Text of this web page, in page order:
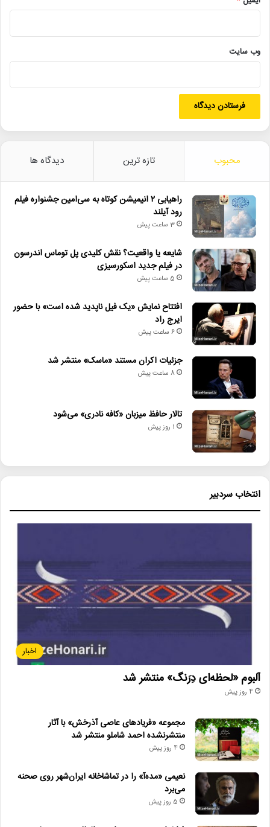
زمان‌بندی مطلوب و اطلاع‌رسانی به موقع از طریق انتشار فراخوان
جشنواره را تضمین کند.
پیانو همواره مورد توجه هنرجویان بوده و امسال نیز شاهد حضور
گسترده هنرآموزان هنرستان‌ها و دانشجویان دانشگاه‌ها بودیم. این
حضور نه تنها در پیشبرد اهداف حرفه‌ای آنها تأثیرگذار است، بلکه به
اعتبار و تداوم جشنواره ملی موسیقی جوان کمک می‌کند.
امروز در پانزدهمین روز از جشنواره ملی موسیقی جوان شرکت کنندگان
در ساز ویولن و ویولنسل برای داوران هر بخش می‌نوازند.
لینک خبر
کپی
دیگر خبرها
• مجله هنری
• راهیابی ۲ انیمیشن کوتاه به سی‌امین جشنواره فیلم رود آیلند
• شایعه یا واقعیت؟ نقش کلیدی پل توماس اندرسون در فیلم جدید
اسکورسیزی
• افتتاح نمایش «یک فیل ناپدید شده است» با حضور ایرج راد
• جزئیات اکران مستند «ماسک» منتشر شد
• تالار حافظ میزبان «کافه نادری» می‌شود
• نمایش ۲ فیلم در «پاتوق مستند»
جشنواره_ملی_موسیقی_جوان
حمایت_از_هنرمندان
ربکا_آشوقیان
ساز_پیانو
وب‌ سایت
محبوب تازه ترین دیدگاه ها
راهیابی ۲ انیمیشن کوتاه به سی‌امین جشنواره فیلم
رود آیلند
3 ساعت پیش
شایعه یا واقعیت؟ نقش کلیدی پل توماس اندرسون
در فیلم جدید اسکورسیزی
5 ساعت پیش
افتتاح نمایش «یک فیل ناپدید شده است» با حضور
ایرج راد
6 ساعت پیش
جزئیات اکران مستند «ماسک» منتشر شد
8 ساعت پیش
تالار حافظ میزبان «کافه نادری» می‌شود
1 روز پیش
انتخاب سردبیر
اخبار
آلبوم «لحظه‌ای دِرَنگ» منتشر شد
4 روز پیش
مجموعه «فریادهای عاصی آذرخش» با آثار
منتشرنشده احمد شاملو منتشر شد
4 روز پیش
نعیمی «مده‌آ» را در تماشاخانه ایران‌شهر روی صحنه
می‌برد
5 روز پیش